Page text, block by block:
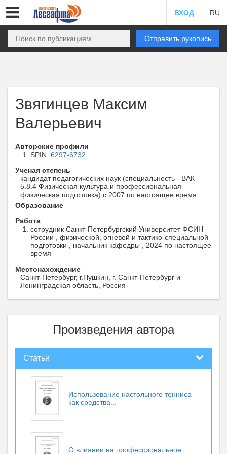
ВХОД RU
Отправить рукопись
Звягинцев Максим
Валерьевич
Авторские профили
SPIN: 6297-6732
Ученая степень
кандидат педагогических наук (специальность - ВАК
5.8.4 Физическая культура и профессиональная
физическая подготовка) с 2007 по настоящее время
Образование
Работа
сотрудник Санкт-Петербургский Университет ФСИН
России , физической, огневой и тактико-специальной
подготовки , начальник кафедры , 2024 по настоящее
время
Местонахождение
Санкт-Петербург, г.Пушкин, г. Санкт-Петербург и
Ленинградская область, Россия
Произведения автора
Статьи
Использование настольного тенниса
как средства...
О влиянии на профессиональное